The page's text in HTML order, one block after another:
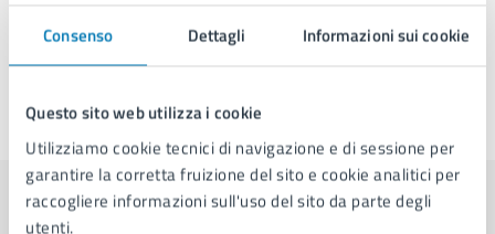
Consenso Dettagli Informazioni sui cookie
Questo sito web utilizza i cookie
Utilizziamo cookie tecnici di navigazione e di sessione per
garantire la corretta fruizione del sito e cookie analitici per
raccogliere informazioni sull'uso del sito da parte degli
utenti.
Ultimo aggiornamento:09/06/2026, 15:34